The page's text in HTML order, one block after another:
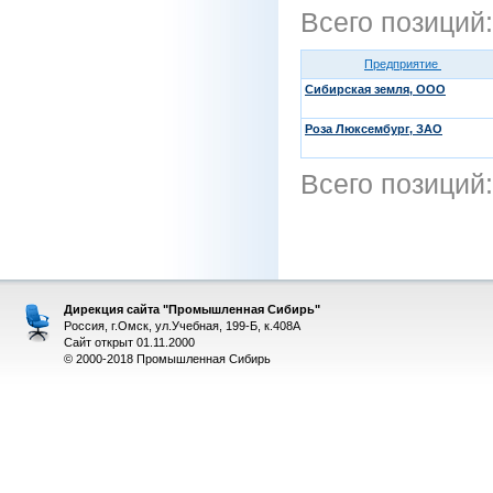
Всего
Предприятие
Сибирская земля, ООО
Роза Люксембург, ЗАО
Всего
Дирекция сайта "Промышленная Сибирь"
Россия, г.Омск, ул.Учебная, 199-Б, к.408А
Сайт открыт 01.11.2000
© 2000-2018 Промышленная Сибирь